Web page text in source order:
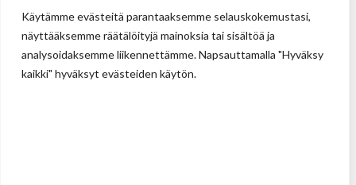
Käytämme evästeitä parantaaksemme selauskokemustasi,
näyttääksemme räätälöityjä mainoksia tai sisältöä ja
analysoidaksemme liikennettämme. Napsauttamalla "Hyväksy
kaikki" hyväksyt evästeiden käytön.
Tehdas